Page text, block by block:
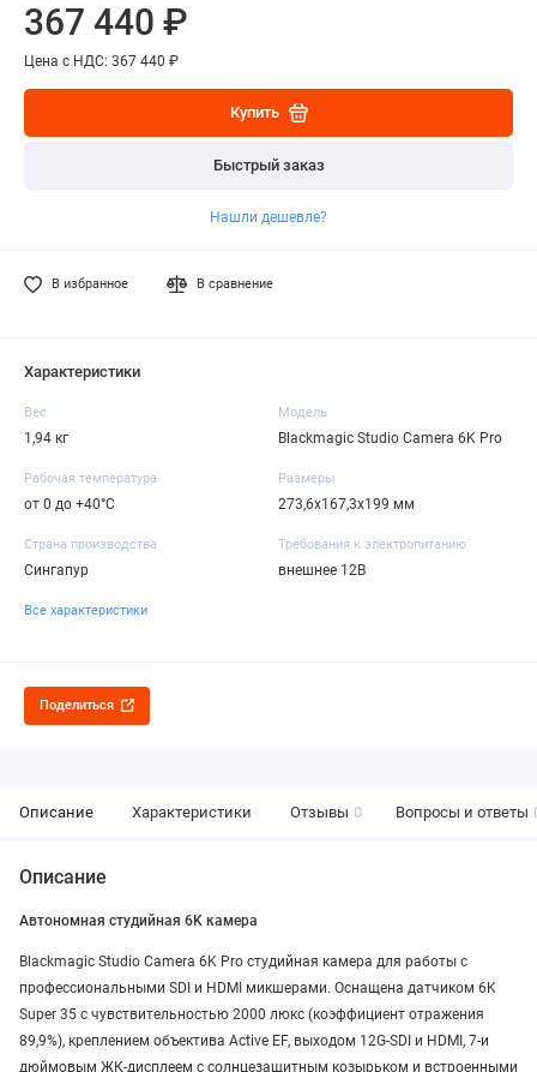
367 440 ₽
Цена с НДС: 367 440 ₽
Купить
Быстрый заказ
Нашли дешевле?
В избранное В сравнение
Характеристики
Вес
1,94 кг
Модель
Blackmagic Studio Camera 6K Pro
Рабочая температура
от 0 до +40°C
Размеры
273,6х167,3х199 мм
Страна производства
Сингапур
Требования к электропитанию
внешнее 12В
Все характеристики
Поделиться
Описание Характеристики Отзывы 0 Вопросы и ответы
Описание
Автономная студийная 6K камера
Blackmagic Studio Camera 6K Pro студийная камера для работы с
профессиональными SDI и HDMI микшерами. Оснащена датчиком 6K
Super 35 с чувствительностью 2000 люкс (коэффициент отражения
89,9%), креплением объектива Active EF, выходом 12G‑SDI и HDMI, 7-и
дюймовым ЖК-дисплеем с солнцезащитным козырьком и встроенными